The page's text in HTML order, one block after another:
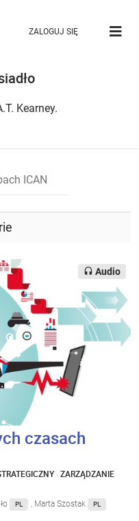
ZALOGUJ SIĘ
Kearney.
Audio
czasach
·ZARZĄDZANIE
PL , Marta Szostak PL